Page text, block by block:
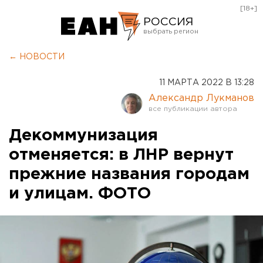
РОССИЯ
Оренбург
[18+]
← НОВОСТИ
11 МАРТА 2022 В 13:28
Александр Лукманов
Декоммунизация
отменяется: в ЛНР вернут
прежние названия городам
и улицам. ФОТО